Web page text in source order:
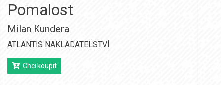
Pomalost
Milan Kundera
ATLANTIS NAKLADATELSTVÍ
Chci koupit